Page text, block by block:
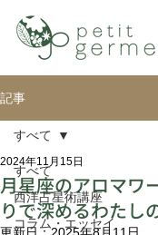
記事
すべて
西洋占星術講座
コラム・エッセイ
すべて
月星座のアロマワ
りで深めるわたし
2024年11月15日